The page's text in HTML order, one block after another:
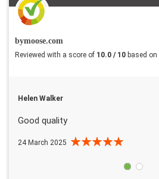
bymoose.com
Reviewed with a score of 10.0 / 10 based on
Helen Walker
Good quality
24 March 2025